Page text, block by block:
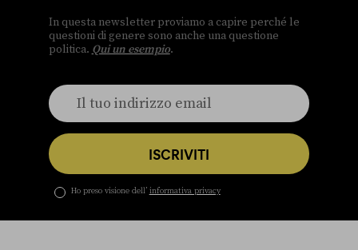
In questa newsletter proviamo a capire perché le
questioni di genere sono anche una questione
politica. Qui un esempio.
ISCRIVITI
Ho preso visione dell’ informativa privacy